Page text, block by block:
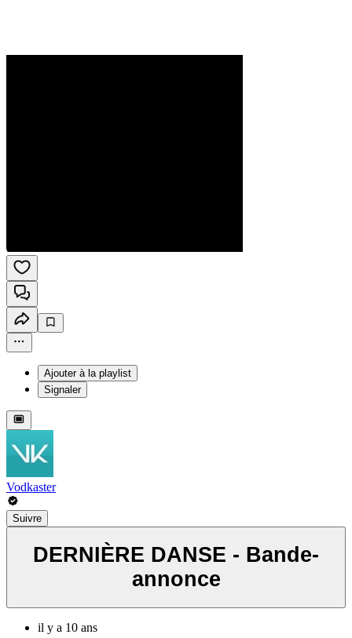
Ajouter à la playlist
Signaler
Vodkaster
Suivre
DERNIÈRE DANSE - Bande-
annonce
il y a 10 ans